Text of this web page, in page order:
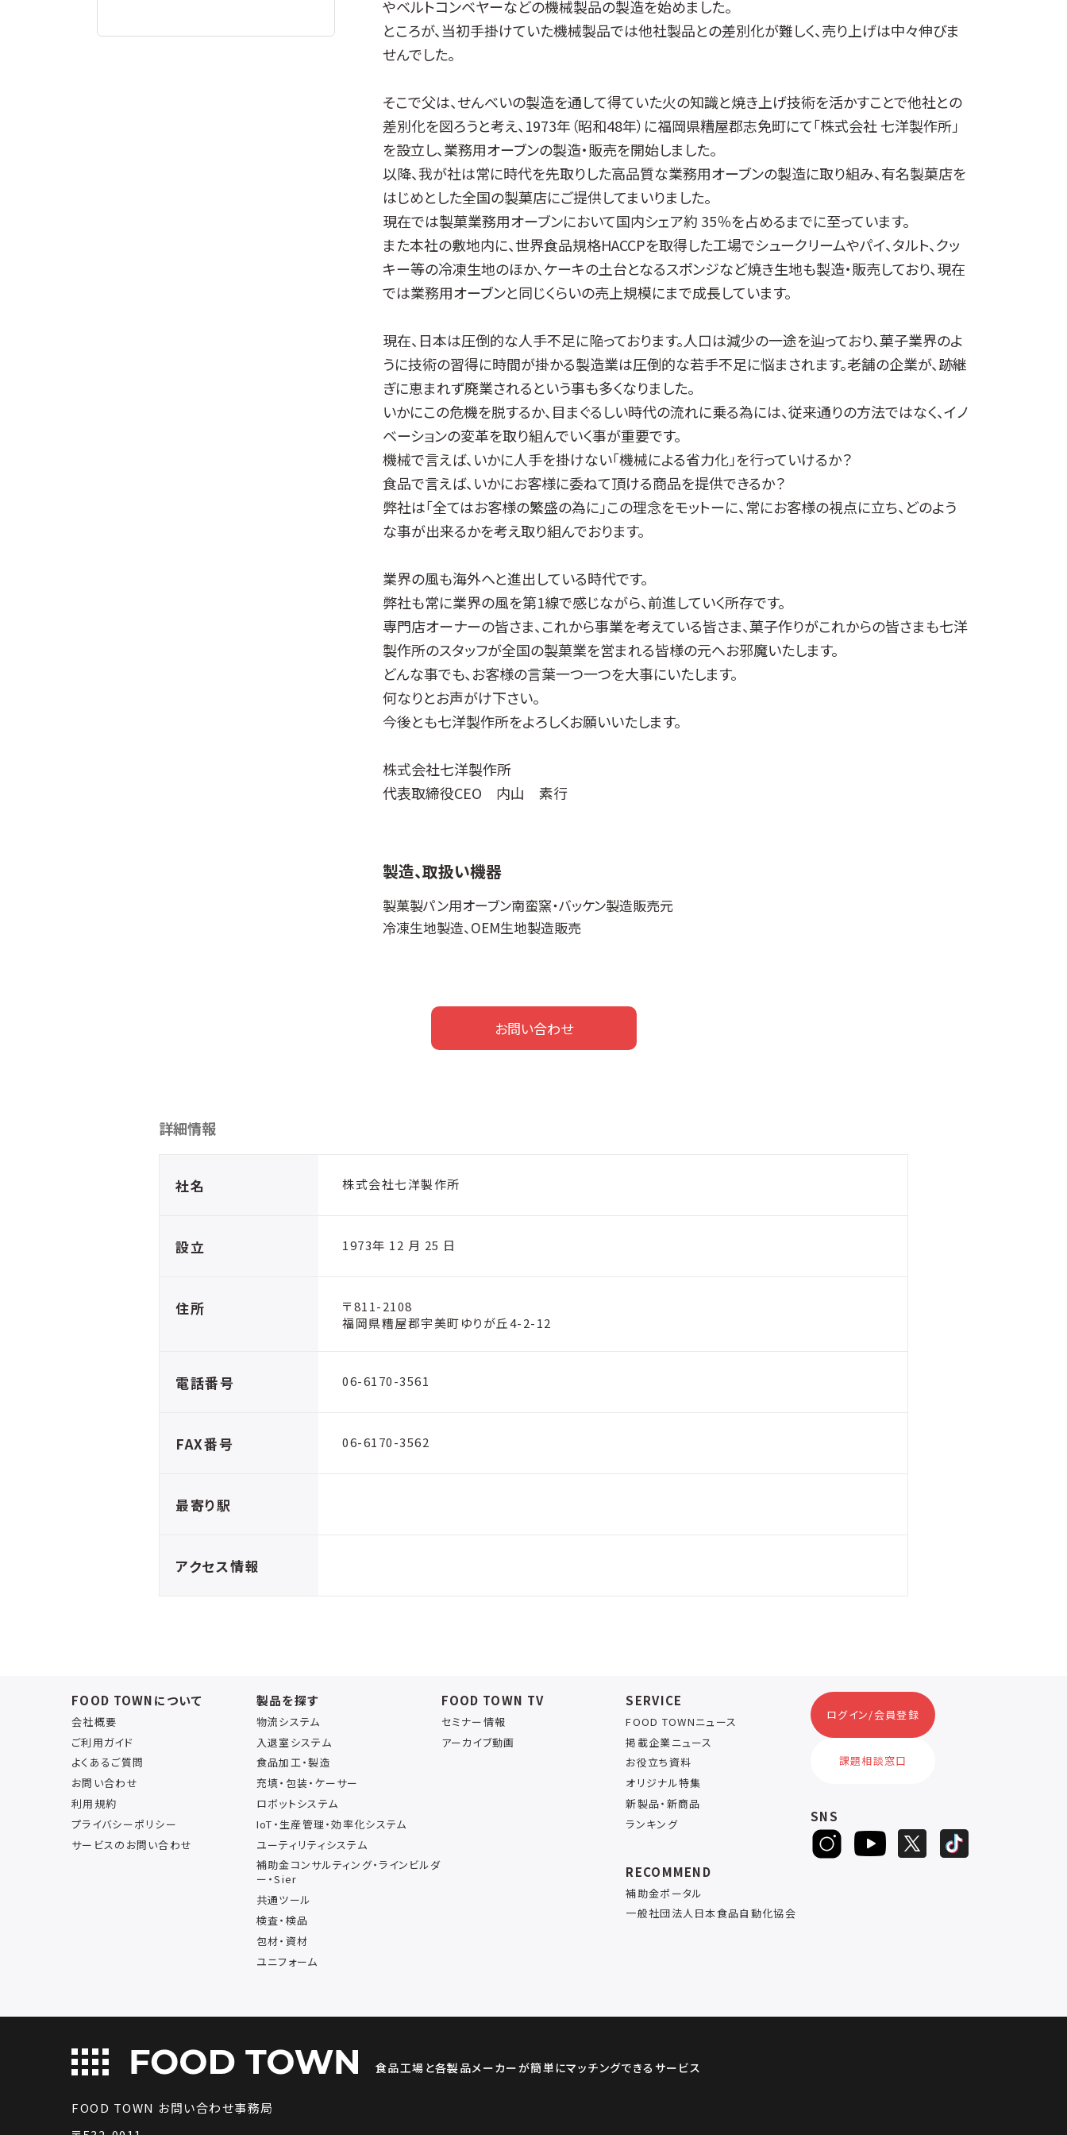
やベルトコンベヤーなどの機械製品の製造を始めました。
ところが、当初手掛けていた機械製品では他社製品との差別化が難しく、売り上げは中々伸びま
せんでした。
そこで父は、せんべいの製造を通して得ていた火の知識と焼き上げ技術を活かすことで他社との
差別化を図ろうと考え、1973年（昭和48年）に福岡県糟屋郡志免町にて「株式会社 七洋製作所」
を設立し、業務用オーブンの製造・販売を開始しました。
以降、我が社は常に時代を先取りした高品質な業務用オーブンの製造に取り組み、有名製菓店を
はじめとした全国の製菓店にご提供してまいりました。
現在では製菓業務用オーブンにおいて国内シェア約 35％を占めるまでに至っています。
また本社の敷地内に、世界食品規格HACCPを取得した工場でシュークリームやパイ、タルト、クッ
キー等の冷凍生地のほか、ケーキの土台となるスポンジなど焼き生地も製造・販売しており、現在
では業務用オーブンと同じくらいの売上規模にまで成長しています。
現在、日本は圧倒的な人手不足に陥っております。人口は減少の一途を辿っており、菓子業界のよ
うに技術の習得に時間が掛かる製造業は圧倒的な若手不足に悩まされます。老舗の企業が、跡継
ぎに恵まれず廃業されるという事も多くなりました。
いかにこの危機を脱するか、目まぐるしい時代の流れに乗る為には、従来通りの方法ではなく、イノ
ベーションの変革を取り組んでいく事が重要です。
機械で言えば、いかに人手を掛けない「機械による省力化」を行っていけるか？
食品で言えば、いかにお客様に委ねて頂ける商品を提供できるか？
弊社は「全てはお客様の繁盛の為に」この理念をモットーに、常にお客様の視点に立ち、どのよう
な事が出来るかを考え取り組んでおります。
業界の風も海外へと進出している時代です。
弊社も常に業界の風を第1線で感じながら、前進していく所存です。
専門店オーナーの皆さま、これから事業を考えている皆さま、菓子作りがこれからの皆さまも七洋
製作所のスタッフが全国の製菓業を営まれる皆様の元へお邪魔いたします。
どんな事でも、お客様の言葉一つ一つを大事にいたします。
何なりとお声がけ下さい。
今後とも七洋製作所をよろしくお願いいたします。
株式会社七洋製作所
代表取締役CEO 内山 素行
製造、取扱い機器
製菓製パン用オーブン南蛮窯・バッケン製造販売元
冷凍生地製造、OEM生地製造販売
お問い合わせ
詳細情報
社名 株式会社七洋製作所
設立 1973年 12 月 25 日
住所
〒811-2108
福岡県糟屋郡宇美町ゆりが丘4-2-12
電話番号 06-6170-3561
FAX番号 06-6170-3562
最寄り駅
アクセス情報
FOOD TOWNについて
会社概要
ご利用ガイド
よくあるご質問
お問い合わせ
利用規約
プライバシーポリシー
サービスのお問い合わせ
製品を探す
物流システム
入退室システム
食品加工・製造
充填・包装・ケーサー
ロボットシステム
IoT・生産管理・効率化システム
ユーティリティシステム
補助金コンサルティング・ラインビルダ
ー・Sier
共通ツール
検査・検品
包材・資材
ユニフォーム
FOOD TOWN TV
セミナー情報
アーカイブ動画
SERVICE
FOOD TOWNニュース
掲載企業ニュース
お役立ち資料
オリジナル特集
新製品・新商品
ランキング
RECOMMEND
補助金ポータル
一般社団法人日本食品自動化協会
ログイン/会員登録
課題相談窓口
SNS
食品工場と各製品メーカーが簡単にマッチングできるサービス
FOOD TOWN お問い合わせ事務局